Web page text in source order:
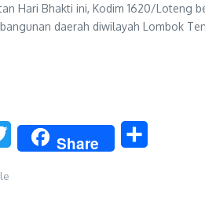
Hari Bhakti ini, Kodim 1620/Loteng
daerah diwilayah Lombok
Twitter Share